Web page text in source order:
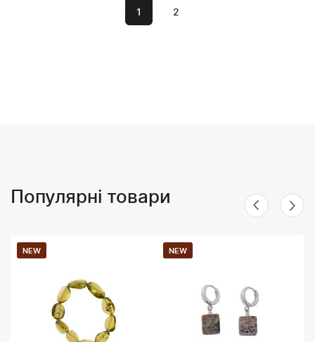
1 2
Популярні товари
NEW NEW